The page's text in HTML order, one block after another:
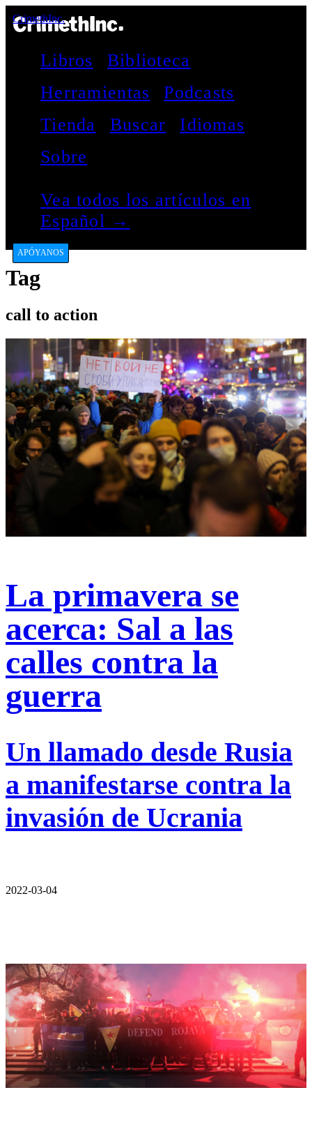
CrimethInc.
Libros
Biblioteca
Herramientas
Podcasts
Tienda
Buscar
Idiomas
Sobre
Vea todos los artículos en
Español →
APÓYANOS
Tag
call to action
La primavera se
acerca: Sal a las
calles contra la
guerra
Un llamado desde Rusia
a manifestarse contra la
invasión de Ucrania
2022-03-04